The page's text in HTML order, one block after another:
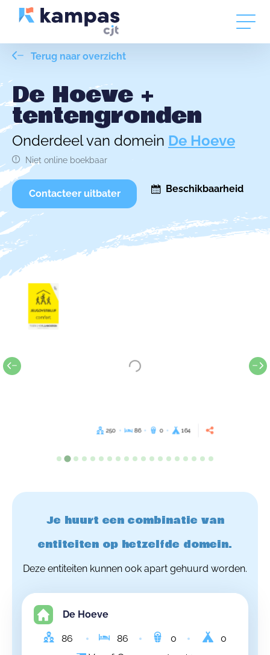
Terug naar overzicht
De Hoeve +
tentengronden
Onderdeel van domein De Hoeve
Niet online boekbaar
Contacteer uitbater Beschikbaarheid
250 86 0 164
Je huurt een combinatie van
entiteiten op hetzelfde domein.
Deze entiteiten kunnen ook apart gehuurd worden.
De Hoeve
86 86 0
0